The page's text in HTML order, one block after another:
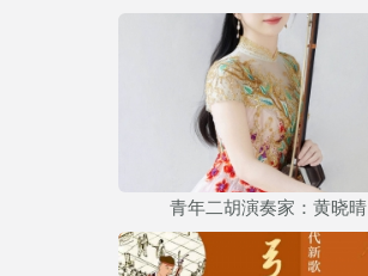
青年二胡演奏家：黄晓晴